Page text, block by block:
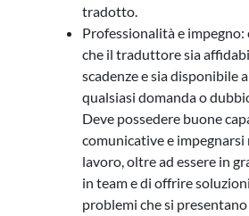
tradotto.
Professionalità e
che il traduttore sia
scadenze e sia disponibile
qualsiasi domanda o
Deve possedere buone
comunicative e
lavoro, oltre ad essere in
in team e di offrire
problemi che si